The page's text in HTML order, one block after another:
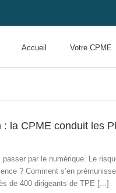
Accueil Votre CPME
la CPME conduit les
par le numérique. Le
? Comment s’en
de 400 dirigeants de TPE [...]